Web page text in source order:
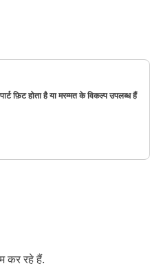
फ़िट होता है या मरम्मत के विकल्प उपलब्ध हैं
कर रहे हैं.